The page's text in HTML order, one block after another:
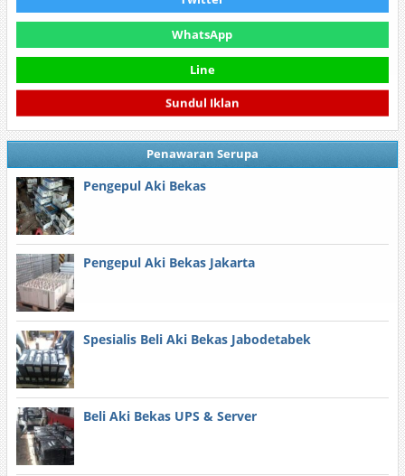
WhatsApp
Line
Sundul Iklan
Penawaran Serupa
Pengepul Aki Bekas
Pengepul Aki Bekas Jakarta
Spesialis Beli Aki Bekas Jabodetabek
Beli Aki Bekas UPS & Server